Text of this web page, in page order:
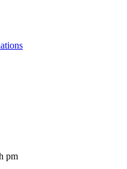
pm